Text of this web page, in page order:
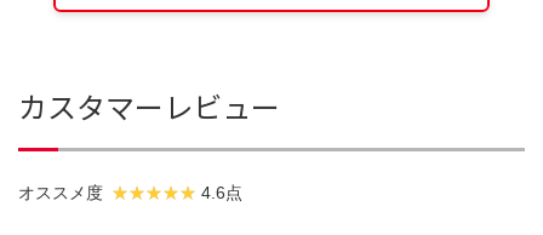
カスタマーレビュー
オススメ度 4.6点